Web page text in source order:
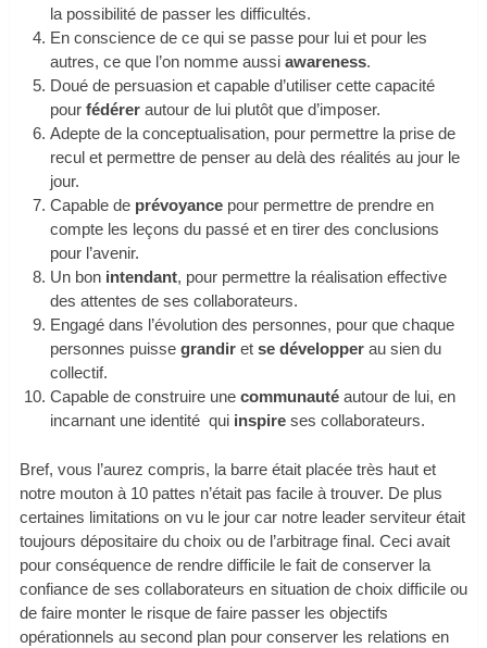
la possibilité de passer les difficultés.
En conscience de ce qui se passe pour lui et pour les
autres, ce que l’on nomme aussiawareness.
Doué de persuasion et capable d’utiliser cette capacité
pourfédérer autour de lui plutôt que d’imposer.
Adepte de la conceptualisation, pour permettre la prise de
recul et permettre de penser au delà des réalités au jour le
jour.
Capable de prévoyance pour permettre de prendre en
compte les leçons du passé et en tirer des conclusions
pour l’avenir.
Un bon intendant, pour permettre la réalisation effective
des attentes de ses collaborateurs.
Engagé dans l’évolution des personnes, pour que chaque
personnes puissegrandir etse développer au sien du
collectif.
Capable de construire unecommunauté autour de lui, en
incarnant une identité qui inspire ses collaborateurs.
Bref, vous l’aurez compris, la barre était placée très haut et
notre mouton à 10 pattes n’était pas facile à trouver. De plus
certaines limitations on vu le jour car notre leader serviteur était
toujours dépositaire du choix ou de l’arbitrage final. Ceci avait
pour conséquence de rendre difficile le fait de conserver la
confiance de ses collaborateurs en situation de choix difficile ou
de faire monter le risque de faire passer les objectifs
opérationnels au second plan pour conserver les relations en